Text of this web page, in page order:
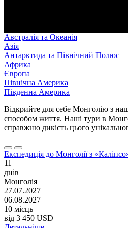
Австралія та Океанія
Азія
Антарктида та Північний Полюс
Африка
Європа
Північна Америка
Південна Америка
Відкрийте для себе Монголію з
способом життя. Наші тури в
справжню дикість цього
Експедиція до Монголії з
11
днів
Монголія
27.07.2027
06.08.2027
10 місць
від 3 450 USD